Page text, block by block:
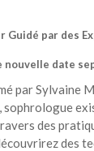
Guidé par des
nouvelle date
par Sylvaine
sophrologue
des
des